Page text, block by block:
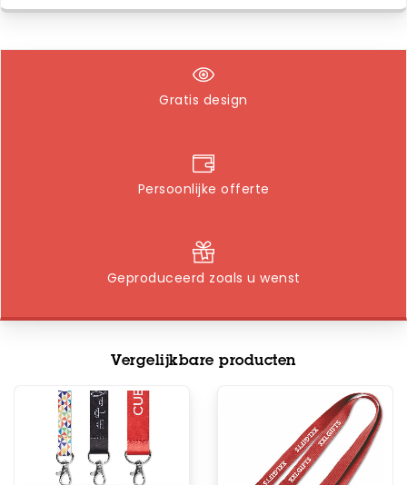
Gratis design
Persoonlijke offerte
Geproduceerd zoals u wenst
Vergelijkbare producten